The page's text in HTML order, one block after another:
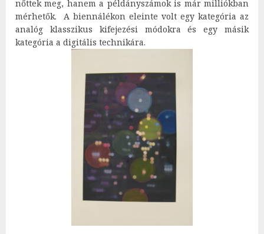
nőttek meg, hanem a példányszámok is már milliókban
mérhetők. A biennálékon eleinte volt egy kategória az
analóg klasszikus kifejezési módokra és egy másik
kategória a digitális technikára.